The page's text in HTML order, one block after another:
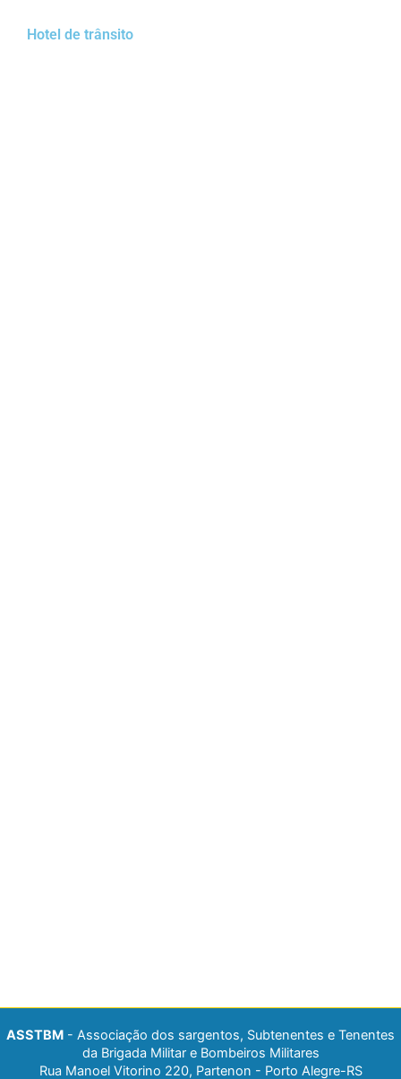
Hotel de trânsito
ASSTBM - Associação dos sargentos, Subtenentes e Tenentes
da Brigada Militar e Bombeiros Militares
Rua Manoel Vitorino 220, Partenon - Porto Alegre-RS